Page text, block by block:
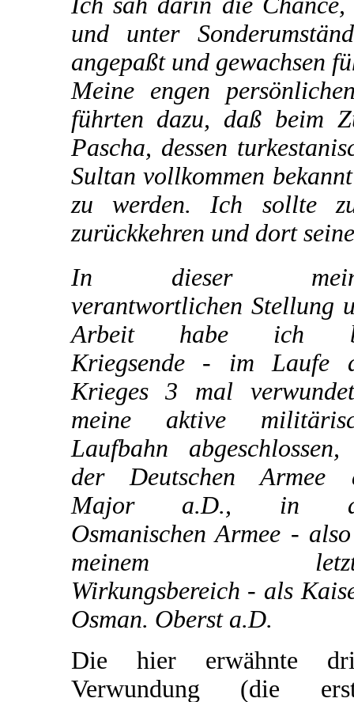
und unter
angepaßt und gewachsen
Meine engen
führten dazu, daß beim
Pascha, dessen
Sultan vollkommen
zu werden. Ich sollte
zurückkehren und dort
In dieser
verantwortlichen Stellung
Arbeit habe ich
Kriegsende - im Laufe
Krieges 3 mal
meine aktive
Laufbahn
der Deutschen Armee
Major a.D., in
Osmanischen Armee -
meinem
Wirkungsbereich - als
Osman. Oberst a.D.
Die hier erwähnte
Verwundung (die